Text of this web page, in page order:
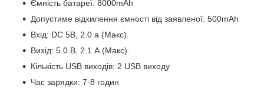
Ємність батареї: 8000mAh
Допустиме відхилення ємності від заявленої: 500mAh
Вхід: DC 5В, 2.0 а (Макс).
Вихід: 5.0 В, 2.1 А (Макс).
Кількість USB виходів: 2 USB виходу
Час зарядки: 7-8 годин